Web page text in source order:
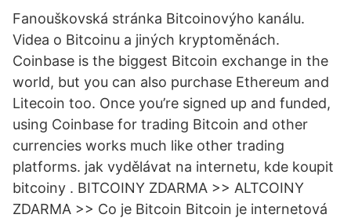
Fanouškovská stránka Bitcoinovýho kanálu.
Videa o Bitcoinu a jiných kryptoměnách.
Coinbase is the biggest Bitcoin exchange in the
world, but you can also purchase Ethereum and
Litecoin too. Once you’re signed up and funded,
using Coinbase for trading Bitcoin and other
currencies works much like other trading
platforms. jak vydělávat na internetu, kde koupit
bitcoiny . BITCOINY ZDARMA >> ALTCOINY
ZDARMA >> Co je Bitcoin Bitcoin je internetová